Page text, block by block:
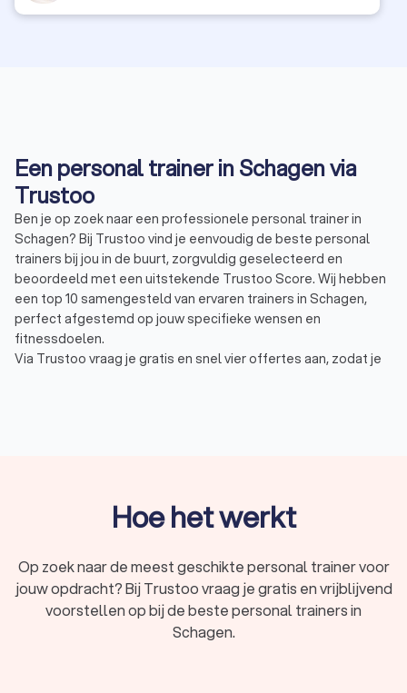
Een personal trainer in Schagen via
Trustoo
Ben je op zoek naar een professionele personal trainer in
Schagen? Bij Trustoo vind je eenvoudig de beste personal
trainers bij jou in de buurt, zorgvuldig geselecteerd en
beoordeeld met een uitstekende Trustoo Score. Wij hebben
een top 10 samengesteld van ervaren trainers in Schagen,
perfect afgestemd op jouw specifieke wensen en
fitnessdoelen.
Via Trustoo vraag je gratis en snel vier offertes aan, zodat je
Waarom personal training?
Personal training is een op maat gemaakte vorm van
te bereiken. Een personal trainer of fitnesscoachin Schagen
biedt persoonlijke aandacht, deskundig advies en aangepaste
trainingsschema’s die aansluiten bij jouw niveau, doelen en
lifestyle. Dit kan variëren van krachttraining en
conditieverbetering tot gewichtsverlies en mentale focus. Of
Hoe het werkt
Op zoek naar de meest geschikte personal trainer voor
jouw opdracht? Bij Trustoo vraag je gratis en vrijblijvend
voorstellen op bij de beste personal trainers in
Schagen.